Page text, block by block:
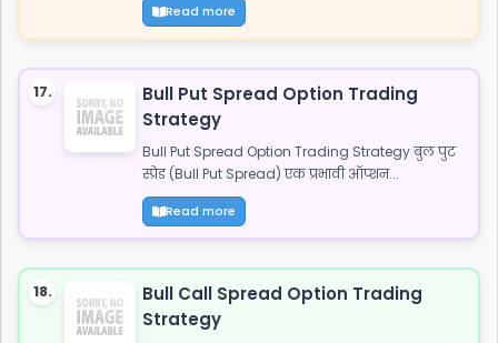
Read more
17.
Bull Put Spread Option Trading
Strategy
Bull Put Spread Option Trading Strategy बुल पुट
स्प्रेड (Bull Put Spread) एक प्रभावी ऑप्शन...
Read more
18.
Bull Call Spread Option Trading
Strategy